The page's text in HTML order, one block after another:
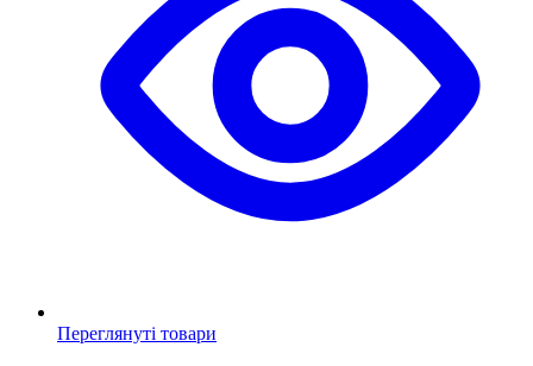
Переглянуті товари